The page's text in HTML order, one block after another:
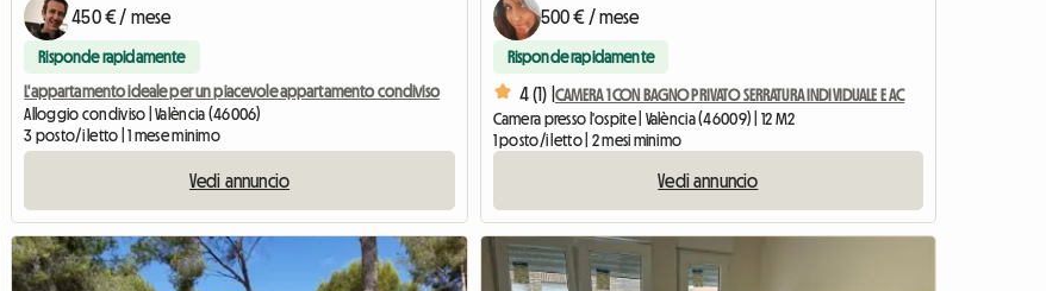
450 € / mese
Risponde rapidamente
L'appartamento ideale per un piacevole appartamento condiviso
Alloggio condiviso | València (46006)
3 posto/i letto | 1 mese minimo
Vedi annuncio
500 € / mese
Risponde rapidamente
4 (1) | CAMERA 1 CON BAGNO PRIVATO SERRATURA INDIVIDUALE E AC
Camera presso l'ospite | València (46009) | 12 M2
1 posto/i letto | 2 mesi minimo
Vedi annuncio